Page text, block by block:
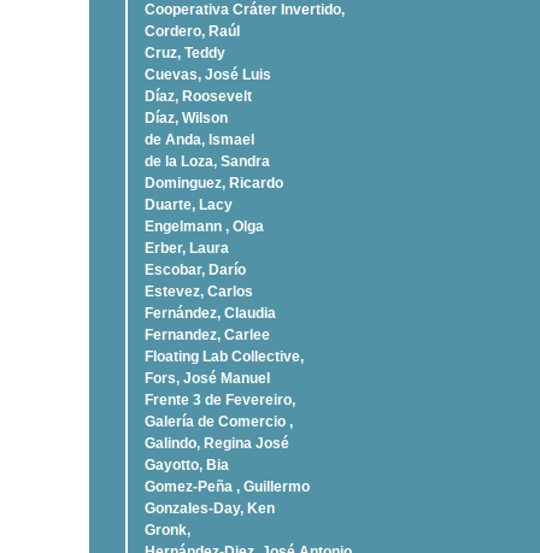
Cooperativa Cráter Invertido,
Cordero, Raúl
Cruz, Teddy
Cuevas, José Luis
Díaz, Roosevelt
Dí­az, Wilson
de Anda, Ismael
de la Loza, Sandra
Dominguez, Ricardo
Duarte, Lacy
Engelmann , Olga
Erber, Laura
Escobar, Darío
Estevez, Carlos
Fernández, Claudia
Fernandez, Carlee
Floating Lab Collective,
Fors, José Manuel
Frente 3 de Fevereiro,
Galería de Comercio ,
Galindo, Regina José
Gayotto, Bia
Gomez-Peña , Guillermo
Gonzales-Day, Ken
Gronk,